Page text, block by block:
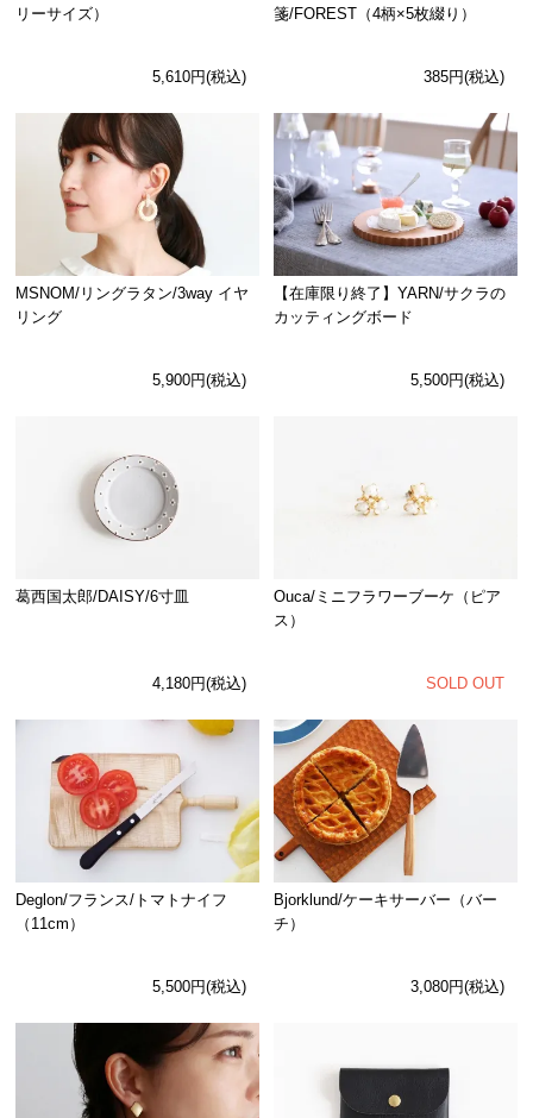
リーサイズ）
5,610円(税込)
箋/FOREST（4柄×5枚綴り）
385円(税込)
MSNOM/リングラタン/3way イヤ
リング
5,900円(税込)
【在庫限り終了】YARN/サクラの
カッティングボード
5,500円(税込)
葛西国太郎/DAISY/6寸皿
4,180円(税込)
Ouca/ミニフラワーブーケ（ピア
ス）
SOLD OUT
Deglon/フランス/トマトナイフ
（11cm）
5,500円(税込)
Bjorklund/ケーキサーバー（バー
チ）
3,080円(税込)